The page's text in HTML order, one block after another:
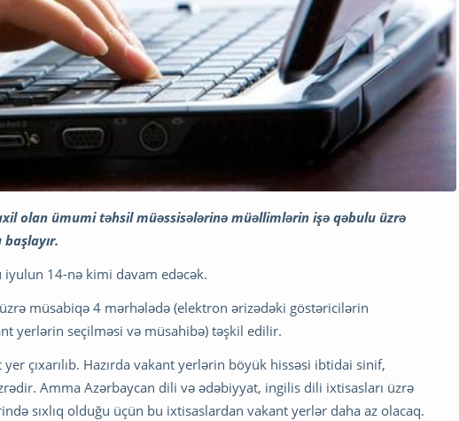
olan ümumi təhsil müəssisələrinə müəllimlərin işə qəbulu üzrə
14-nə kimi davam edəcək.
müsabiqə 4 mərhələdə (elektron ərizədəki göstəricilərin
yerlərin seçilməsi və müsahibə) təşkil edilir.
çıxarılıb. Hazırda vakant yerlərin böyük hissəsi ibtidai sinif,
Amma Azərbaycan dili və ədəbiyyat, ingilis dili ixtisasları üzrə
sıxlıq olduğu üçün bu ixtisaslardan vakant yerlər daha az olacaq.